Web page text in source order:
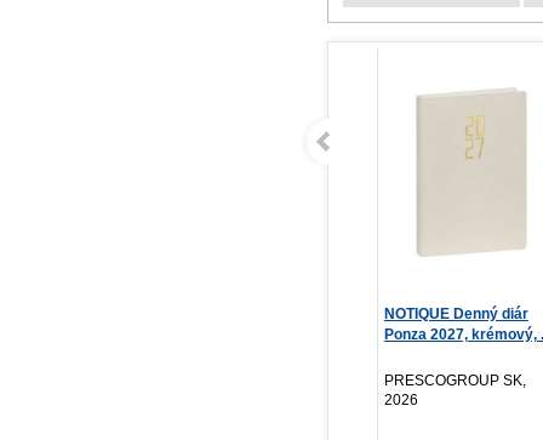
NOTIQUE Denný diár
Ponza 2027, krémový, ...
PRESCOGROUP SK,